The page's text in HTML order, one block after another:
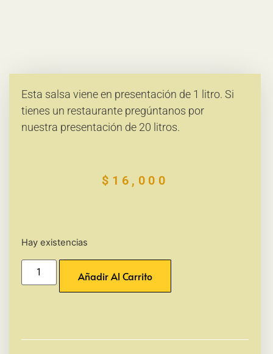
Esta salsa viene en presentación de 1 litro. Si
tienes un restaurante pregúntanos por
nuestra presentación de 20 litros.
$ 16,000
Hay existencias
Añadir Al Carrito